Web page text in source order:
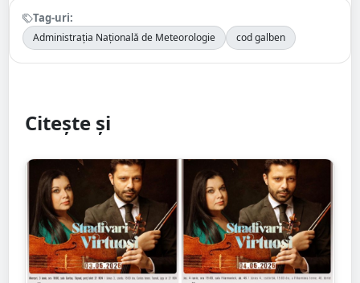
Tag-uri:
Administrația Națională de Meteorologie cod galben
Citește și